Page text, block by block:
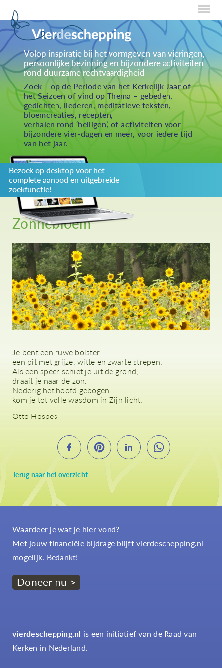
Home
Over Creaties
Over Vieren
Over Eten
Over Activiteiten
Inzenden
Over ons
Privacybeleid
Redactiestatuut
log in
Volop inspiratie bij het vormgeven van vieringen,
persoonlijke bezinning en bijzondere activiteiten
rond duurzame rechtvaardigheid
Zoek – op de Periode van het Kerkelijk Jaar of
het Seizoen of vind op Thema – gebeden,
gedichten, liederen, meditatieve teksten,
bloemcreaties, recepten,
verhalen rond ‘heiligen’, of activiteiten voor
bijzondere vier-dagen en meer, voor iedere tijd
van het jaar.
Bezoek op desktop voor het
complete aanbod en uitgebreide
zoekfunctie!
Terug naar het overzicht
Zonnebloem
Je bent een ruwe bolster
een pit met grijze, witte en zwarte strepen.
Als een speer schiet je uit de grond,
draait je naar de zon.
Nederig het hoofd gebogen
kom je tot volle wasdom in Zijn licht.
Otto Hospes
Waardeer je wat je hier vond?
Met jouw financiële bijdrage blijft vierdeschepping.nl
mogelijk. Bedankt!
Doneer nu >
vierdeschepping.nl is een initiatief van de Raad van
Kerken in Nederland.